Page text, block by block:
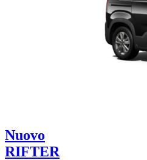
Nuovo
RIFTER